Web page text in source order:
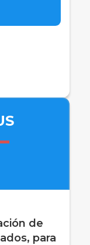
de
para